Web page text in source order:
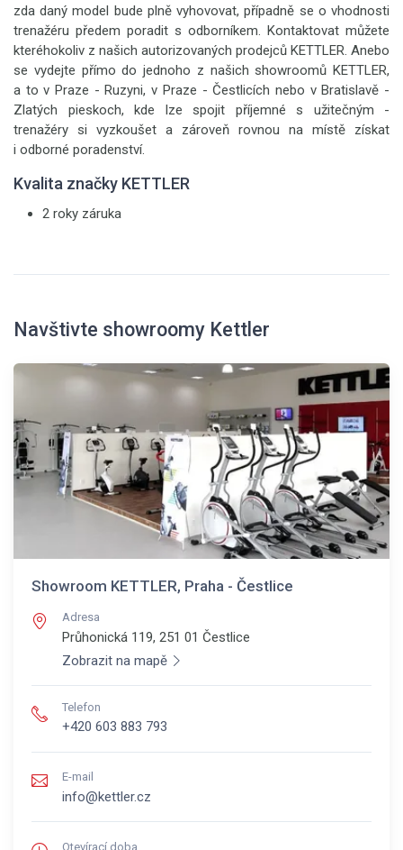
zda daný model bude plně vyhovovat, případně se o vhodnosti
trenažéru předem poradit s odborníkem. Kontaktovat můžete
kteréhokoliv z našich autorizovaných prodejců KETTLER. Anebo
se vydejte přímo do jednoho z našich showroomů KETTLER,
a to v Praze - Ruzyni, v Praze - Čestlicích nebo v Bratislavě -
Zlatých pieskoch, kde lze spojit příjemné s užitečným -
trenažéry si vyzkoušet a zároveň rovnou na místě získat
i odborné poradenství.
Kvalita značky KETTLER
2 roky záruka
Navštivte showroomy Kettler
Showroom KETTLER, Praha - Čestlice
Adresa
Průhonická 119, 251 01 Čestlice
Zobrazit na mapě
Telefon
+420 603 883 793
E-mail
info@kettler.cz
Otevírací doba